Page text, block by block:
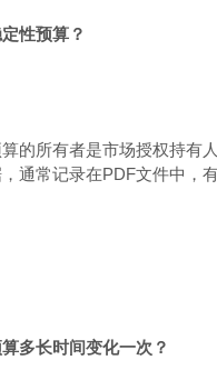
性预算？
的所有者是市场授权持有
通常记录在PDF文件中，
多长时间变化一次？